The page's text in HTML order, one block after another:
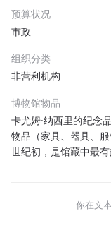
预算状况
市政
组织分类
非营利机构
博物馆物品
卡尤姆·纳西里的纪念
物品（家具、器具、
世纪初，是馆藏中最
你在文